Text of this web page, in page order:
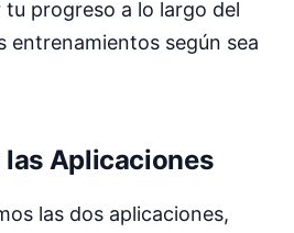
progreso a lo largo del
entrenamientos según sea
Aplicaciones
las dos aplicaciones,